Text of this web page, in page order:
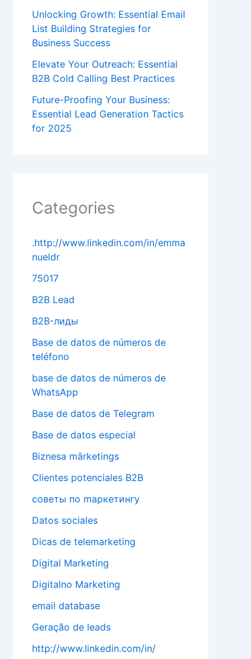
Unlocking Growth: Essential Email
List Building Strategies for
Business Success
Elevate Your Outreach: Essential
B2B Cold Calling Best Practices
Future-Proofing Your Business:
Essential Lead Generation Tactics
for 2025
Categories
.http://www.linkedin.com/in/emma
nueldr
75017
B2B Lead
B2B-лиды
Base de datos de números de
teléfono
base de datos de números de
WhatsApp
Base de datos de Telegram
Base de datos especial
Biznesa mārketings
Clientes potenciales B2B
cоветы по mаркетингу
Datos sociales
Dicas de telemarketing
Digital Marketing
Digitalno Marketing
email database
Geração de leads
http://www.linkedin.com/in/